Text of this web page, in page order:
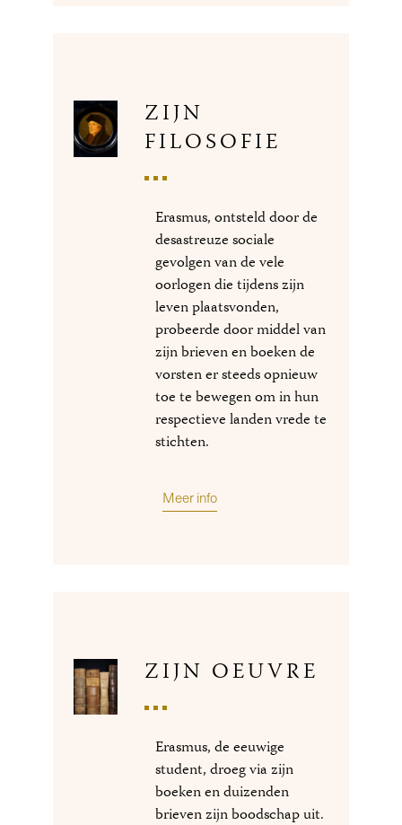
ZIJN
FILOSOFIE
Erasmus, ontsteld door de
desastreuze sociale
gevolgen van de vele
oorlogen die tijdens zijn
leven plaatsvonden,
probeerde door middel van
zijn brieven en boeken de
vorsten er steeds opnieuw
toe te bewegen om in hun
respectieve landen vrede te
stichten.
Meer info
ZIJN OEUVRE
Erasmus, de eeuwige
student, droeg via zijn
boeken en duizenden
brieven zijn boodschap uit.